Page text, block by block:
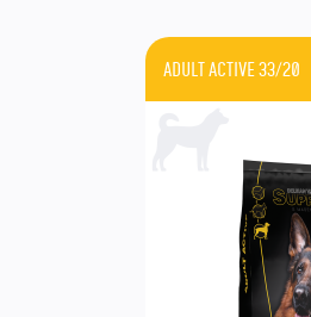
ADULT ACTIVE 33/20